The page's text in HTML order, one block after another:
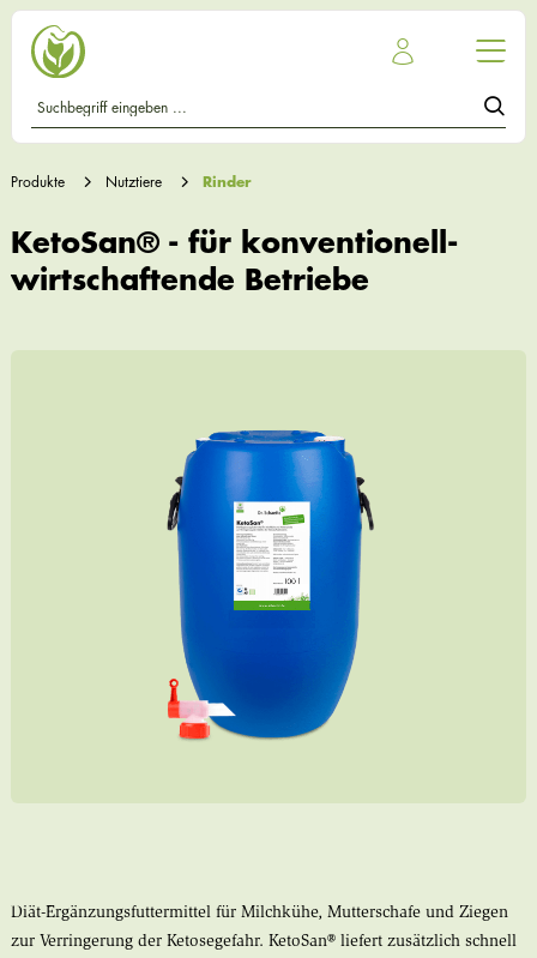
Produkte Nutztiere Rinder
KetoSan® - für konventionell-
wirtschaftende Betriebe
Diät-Ergänzungsfuttermittel für Milchkühe, Mutterschafe und Ziegen
zur Verringerung der Ketosegefahr. KetoSan® liefert zusätzlich schnell